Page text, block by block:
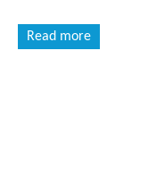
Read more